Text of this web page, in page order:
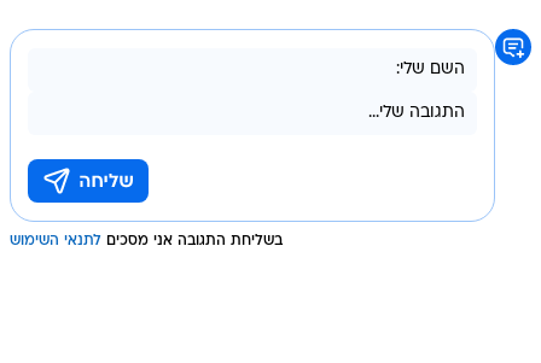
בשליחת התגובה אני מסכים לתנאי השימוש